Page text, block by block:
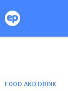
FOOD AND DRINK